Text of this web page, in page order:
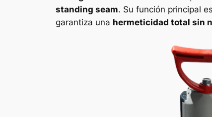
standing seam. Su función principal es
garantiza una hermeticidad total sin